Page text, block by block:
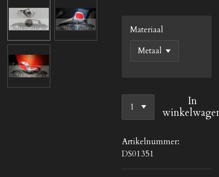
Materiaal
In
Artikelnummer:
DS01351